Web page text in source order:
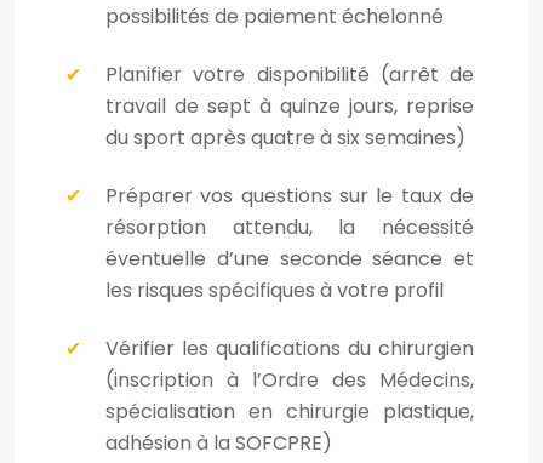
possibilités de paiement échelonné
Planifier votre disponibilité (arrêt de
travail de sept à quinze jours, reprise
du sport après quatre à six semaines)
Préparer vos questions sur le taux de
résorption attendu, la nécessité
éventuelle d’une seconde séance et
les risques spécifiques à votre profil
Vérifier les qualifications du chirurgien
(inscription à l’Ordre des Médecins,
spécialisation en chirurgie plastique,
adhésion à la SOFCPRE)